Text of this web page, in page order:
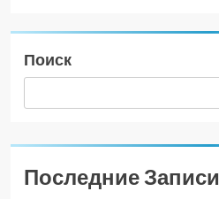
Поиск
Последние Записи